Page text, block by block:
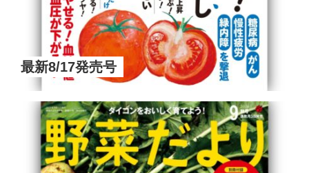
最新8/17発売号